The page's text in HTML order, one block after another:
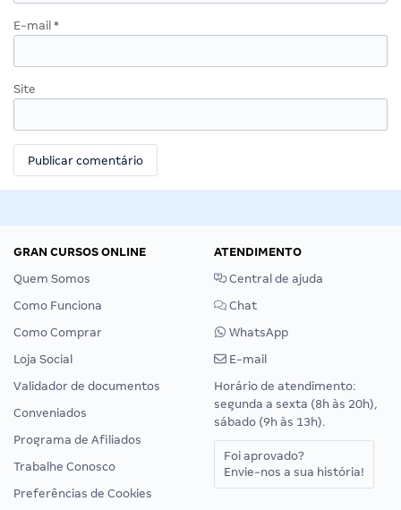
E-mail *
Site
GRAN CURSOS ONLINE
Quem Somos
Como Funciona
Como Comprar
Loja Social
Validador de documentos
Conveniados
Programa de Afiliados
Trabalhe Conosco
Preferências de Cookies
ATENDIMENTO
Central de ajuda
Chat
WhatsApp
E-mail
Horário de atendimento:
segunda a sexta (8h às 20h),
sábado (9h às 13h).
Foi aprovado?
Envie-nos a sua história!